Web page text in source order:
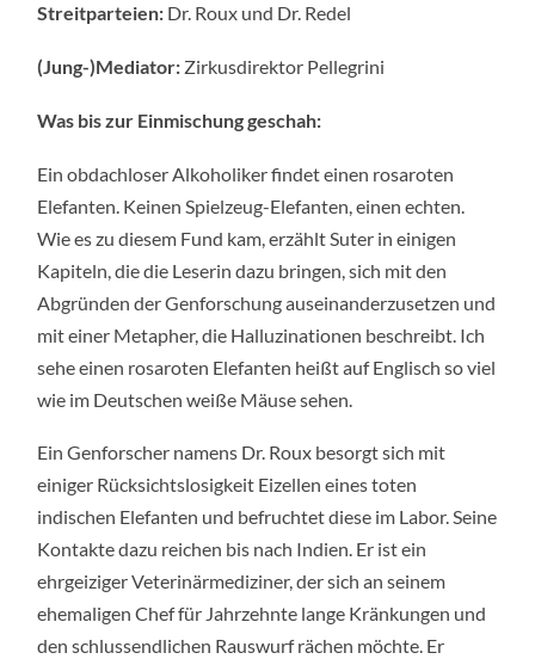
Streitparteien: Dr. Roux und Dr. Redel
(Jung-)Mediator: Zirkusdirektor Pellegrini
Was bis zur Einmischung geschah:
Ein obdachloser Alkoholiker findet einen rosaroten
Elefanten. Keinen Spielzeug-Elefanten, einen echten.
Wie es zu diesem Fund kam, erzählt Suter in einigen
Kapiteln, die die Leserin dazu bringen, sich mit den
Abgründen der Genforschung auseinanderzusetzen und
mit einer Metapher, die Halluzinationen beschreibt. Ich
sehe einen rosaroten Elefanten heißt auf Englisch so viel
wie im Deutschen weiße Mäuse sehen.
Ein Genforscher namens Dr. Roux besorgt sich mit
einiger Rücksichtslosigkeit Eizellen eines toten
indischen Elefanten und befruchtet diese im Labor. Seine
Kontakte dazu reichen bis nach Indien. Er ist ein
ehrgeiziger Veterinärmediziner, der sich an seinem
ehemaligen Chef für Jahrzehnte lange Kränkungen und
den schlussendlichen Rauswurf rächen möchte. Er